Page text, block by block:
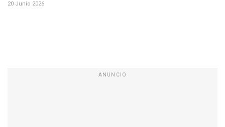
20 Junio 2026
ANUNCIO